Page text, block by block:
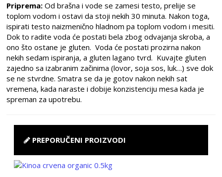
Priprema: Od brašna i vode se zamesi testo, prelije se
toplom vodom i ostavi da stoji nekih 30 minuta. Nakon toga,
ispirati testo naizmenično hladnom pa toplom vodom i mesiti.
Dok to radite voda će postati bela zbog odvajanja skroba, a
ono što ostane je gluten. Voda će postati prozirna nakon
nekih sedam ispiranja, a gluten lagano tvrd. Kuvajte gluten
zajedno sa izabranim začinima (lovor, soja sos, luk…) sve dok
se ne stvrdne. Smatra se da je gotov nakon nekih sat
vremena, kada naraste i dobije konzistenciju mesa kada je
spreman za upotrebu.
PREPORUČENI PROIZVODI